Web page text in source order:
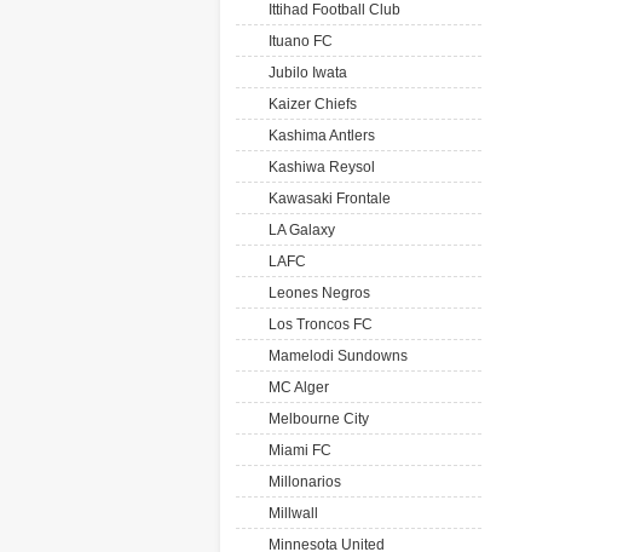
Ittihad Football Club
Ituano FC
Jubilo Iwata
Kaizer Chiefs
Kashima Antlers
Kashiwa Reysol
Kawasaki Frontale
LA Galaxy
LAFC
Leones Negros
Los Troncos FC
Mamelodi Sundowns
MC Alger
Melbourne City
Miami FC
Millonarios
Millwall
Minnesota United